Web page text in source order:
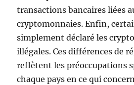
transactions bancaires liées
cryptomonnaies. Enfin,
simplement déclaré les
illégales. Ces différences de
reflètent les préoccupations
chaque pays en ce qui